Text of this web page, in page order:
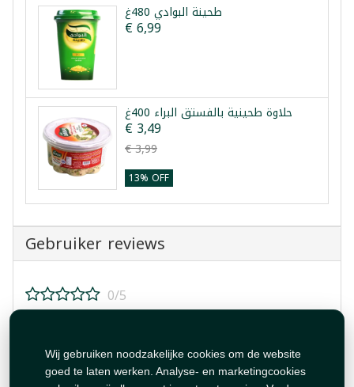
Wij gebruiken noodzakelijke cookies om de website
goed te laten werken. Analyse- en marketingcookies
طحينة البوادي 480غ
€ 6,99
حلاوة طحينية بالفستق البراء 400غ
€ 3,49
€ 3,99
13% OFF
Gebruiker reviews
0/5